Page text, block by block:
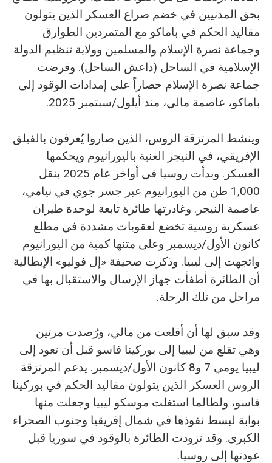
بحق المدنيين في خضم صراع العسكر الذين يتولون
مقاليد الحكم في باماكو مع المتمردين الطوارق
وجماعة نصرة الإسلام والمسلمين وولاية تنظيم الدولة
الإسلامية في الساحل (داعش الساحل). وفرضت
جماعة نصرة الإسلام حصاراً على إمدادات الوقود إلى
باماكو، عاصمة مالي، منذ أيلول/سبتمبر 2025.
وينشط المرتزقة الروس، الذين صاروا يُعرفون بالفيلق
الإفريقي، في النيجر الغنية باليورانيوم ويحكمها
العسكر. وبدأت روسيا في أواخر عام 2025 بنقل
1,000 طن من اليورانيوم عبر جسر جوي في نيامي،
عاصمة النيجر. وغادرتها طائرة تابعة لوحدة طيران
عسكرية روسية تخضع لعقوبات مشددة في مطلع
كانون الأول/ديسمبر وعلى متنها كمية من اليورانيوم
واتجهت إلى ليبيا. وذكرت صحيفة «إل فوليو» الإيطالية
أن الطائرة أطفأت جهاز الإرسال والاستقبال بها في
مراحل من تلك الرحلة.
وقد سبق لها أن أقلعت من مالي، ورُصدت مرتين
وهي تقلع من ليبيا إلى بوركينا فاسو قبل أن تعود إلى
ليبيا يومي 7 و8 كانون الأول/ديسمبر. يدعم المرتزقة
الروس العسكر الذين يتولون مقاليد الحكم في بوركينا
فاسو، ولطالما استغلت موسكو ليبيا وجعلت منها
بوابة لبسط نفوذها في شمال إفريقيا وجنوب الصحراء
الكبرى. وقد تزودت الطائرة بالوقود في سوريا قبل
عودتها إلى روسيا.